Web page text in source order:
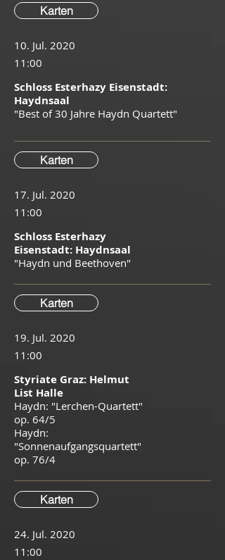
Karten
10. Jul. 2020
11:00
Schloss Esterhazy Eisenstadt:
Haydnsaal
"Best of 30 Jahre Haydn Quartett"
Karten
17. Jul. 2020
11:00
Schloss Esterhazy
Eisenstadt: Haydnsaal
"Haydn und Beethoven"
Karten
19. Jul. 2020
11:00
Styriate Graz: Helmut
List Halle
Haydn: "Lerchen-Quartett"
op. 64/5
Haydn:
"Sonnenaufgangsquartett"
op. 76/4
Karten
24. Jul. 2020
11:00